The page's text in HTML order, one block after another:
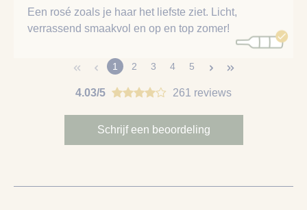
Een rosé zoals je haar het liefste ziet. Licht,
verrassend smaakvol en op en top zomer!
1 2 3 4 5
4.03/5 261 reviews
Schrijf een beoordeling